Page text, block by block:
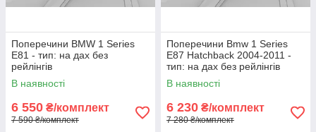
Поперечини BMW 1 Series
E81 - тип: на дах без
рейлінгів
В наявності
6 550 ₴/комплект
7 590 ₴/комплект
Поперечини Bmw 1 Series
E87 Hatchback 2004-2011 -
тип: на дах без рейлінгів
В наявності
6 230 ₴/комплект
7 280 ₴/комплект